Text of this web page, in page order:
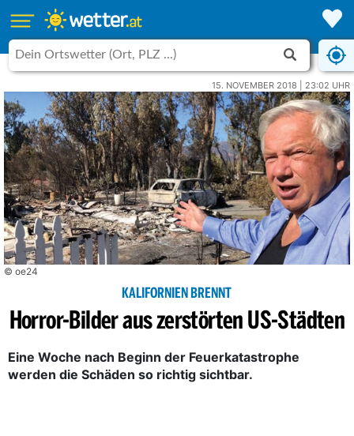
15. NOVEMBER 2018 | 23:02 UHR
© oe24
KALIFORNIEN BRENNT
Horror-Bilder aus zerstörten US-Städten
Eine Woche nach Beginn der Feuerkatastrophe
werden die Schäden so richtig sichtbar.